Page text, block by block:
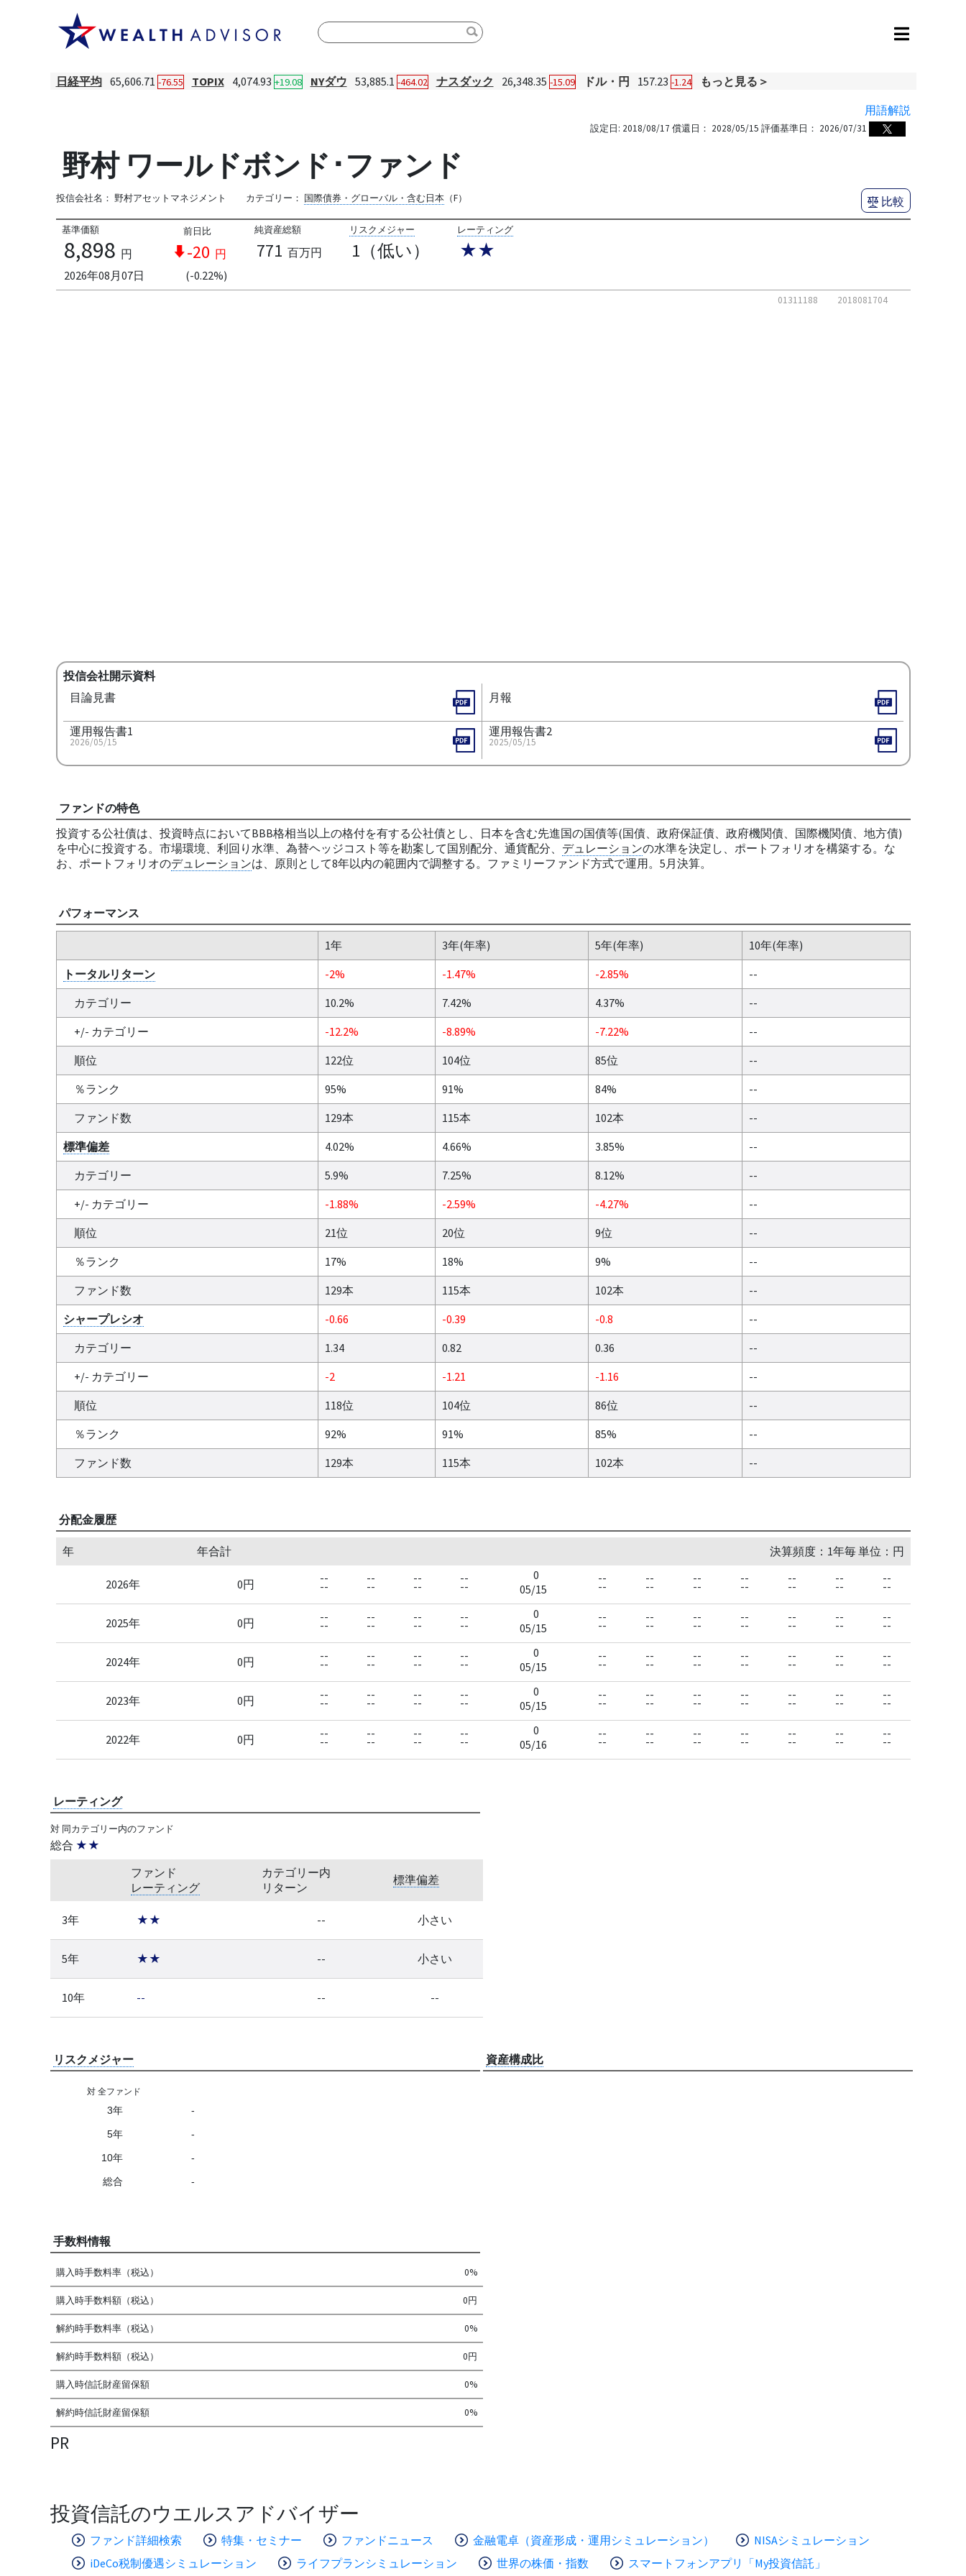
日経平均 65,606.71 -76.55 TOPIX 4,074.93 +19.08 NYダウ 53,885.1 -464.02 ナスダック 26,348.35 -15.09 ドル・円 157.23 -1.24
もっと見る＞
用語解説
設定日: 2018/08/17 償還日： 2028/05/15 評価基準日： 2026/07/31
野村 ワールドボンド･ファンド
投信会社名： 野村アセットマネジメント カテゴリー： 国際債券・グローバル・含む日本（F） 比較
基準価額
8,898 円
2026年08月07日
前日比
-20 円
(-0.22%)
純資産総額
771 百万円
リスクメジャー
1（低い）
レーティング
★★
01311188 2018081704
投信会社開示資料
目論見書
月報
運用報告書1
2026/05/15
運用報告書2
2025/05/15
ファンドの特色
投資する公社債は、投資時点においてBBB格相当以上の格付を有する公社債とし、日本を含む先進国の国債等(国債、政府保証債、政府機関債、国際機関債、地方債)
を中心に投資する。市場環境、利回り水準、為替ヘッジコスト等を勘案して国別配分、通貨配分、 デュレーションの水準を決定し、ポートフォリオを構築する。な
お、ポートフォリオのデュレーションは、原則として8年以内の範囲内で調整する。ファミリーファンド方式で運用。5月決算。
パフォーマンス
1年 3年(年率) 5年(年率)
10年(年率)
トータルリターン
-2% -1.47% -2.85%
--
カテゴリー
10.2% 7.42% 4.37%
--
+/- カテゴリー
-12.2% -8.89% -7.22%
--
順位
122位 104位 85位
--
％ランク
95% 91% 84%
--
ファンド数
129本 115本 102本
--
標準偏差
4.02% 4.66% 3.85%
--
カテゴリー
5.9% 7.25% 8.12%
--
+/- カテゴリー
-1.88% -2.59% -4.27%
--
順位
21位 20位 9位
--
％ランク
17% 18% 9%
--
ファンド数
129本 115本 102本
--
シャープレシオ
-0.66 -0.39 -0.8
--
カテゴリー
1.34 0.82 0.36
--
+/- カテゴリー
-2 -1.21 -1.16
--
順位
118位 104位 86位
--
％ランク
92% 91% 85%
--
ファンド数
129本 115本 102本 --
分配金履歴
年 年合計 決算頻度：1年毎 単位：円
2026年 0円 --
--
--
--
--
--
--
--
0
05/15
--
--
--
--
--
--
--
--
--
--
--
--
--
--
2025年 0円 --
--
--
--
--
--
--
--
0
05/15
--
--
--
--
--
--
--
--
--
--
--
--
--
--
2024年 0円 --
--
--
--
--
--
--
--
0
05/15
--
--
--
--
--
--
--
--
--
--
--
--
--
--
2023年 0円 --
--
--
--
--
--
--
--
0
05/15
--
--
--
--
--
--
--
--
--
--
--
--
--
--
2022年 0円 --
--
--
--
--
--
--
--
0
05/16
--
--
--
--
--
--
--
--
--
--
--
--
--
--
レーティング
対 同カテゴリー内のファンド
総合 ★★
ファンド
レーティング
カテゴリー内
リターン
標準偏差
3年 ★★ -- 小さい
5年 ★★ -- 小さい
10年 -- -- --
リスクメジャー
対 全ファンド
3年 -
5年 -
10年 -
総合 -
資産構成比
手数料情報
購入時手数料率（税込） 0%
購入時手数料額（税込） 0円
解約時手数料率（税込） 0%
解約時手数料額（税込） 0円
購入時信託財産留保額 0%
解約時信託財産留保額 0%
PR
投資信託のウエルスアドバイザー
ファンド詳細検索 特集・セミナー ファンドニュース 金融電卓（資産形成・運用シミュレーション）
NISAシミュレーション
iDeCo税制優遇シミュレーション
ライフプランシミュレーション 世界の株価・指数 スマートフォンアプリ「My投資信託」